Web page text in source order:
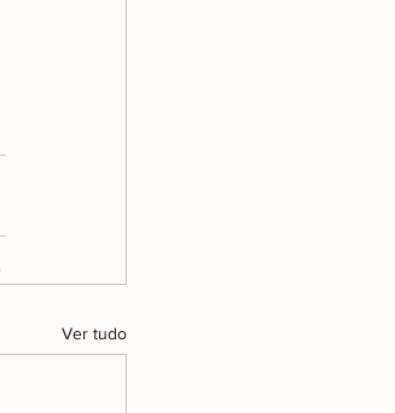
Ver tudo